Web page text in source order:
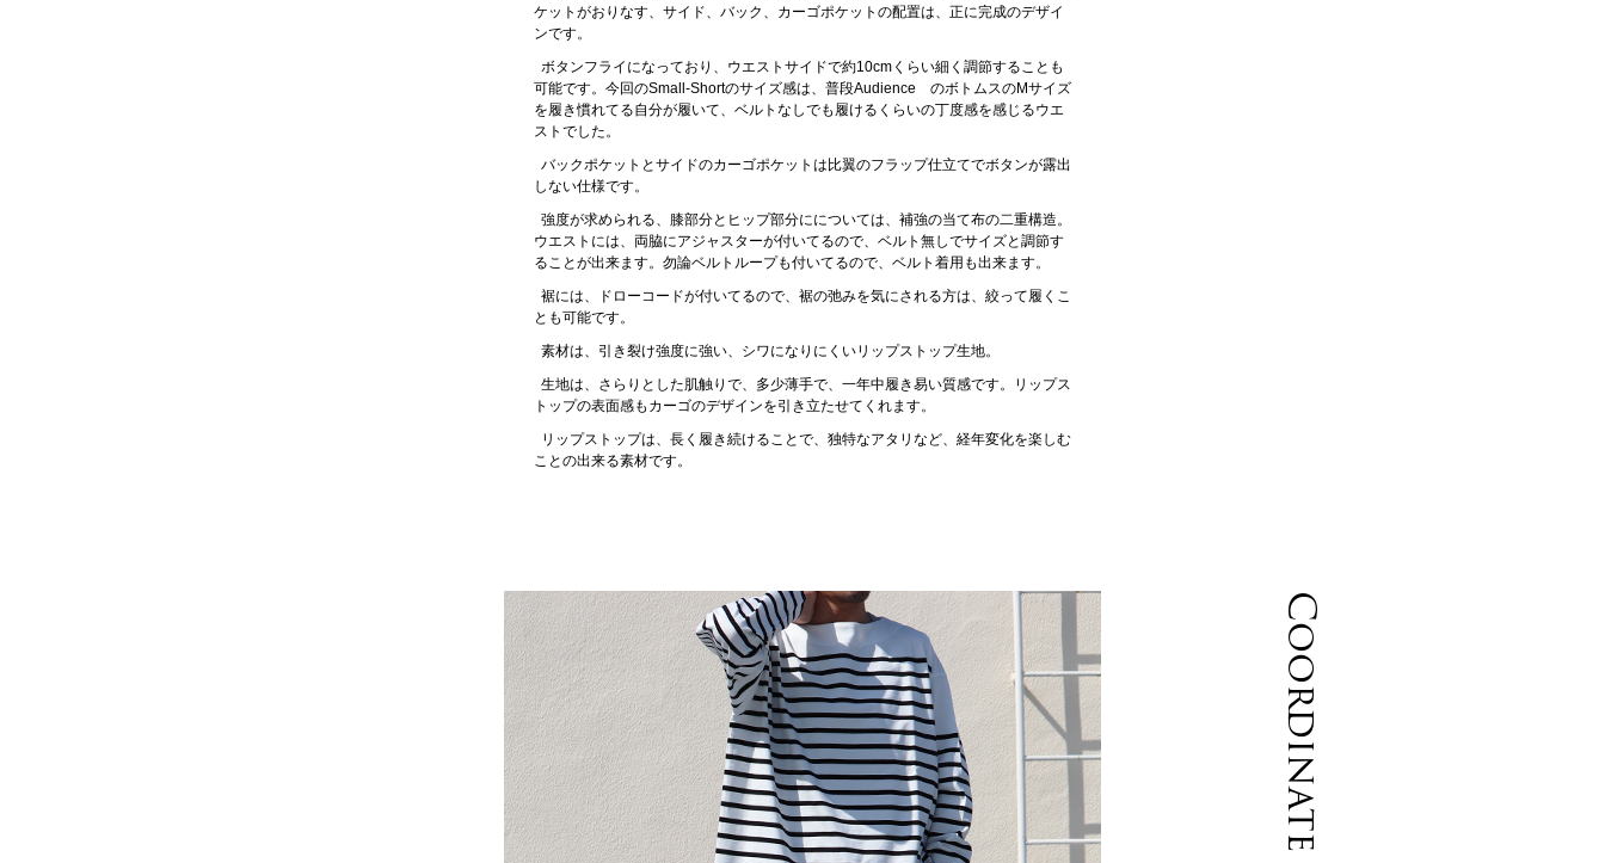
ケットがおりなす、サイド、バック、カーゴポケットの配置は、正に完成のデザイ
ンです。
ボタンフライになっており、ウエストサイドで約10cmくらい細く調節することも
可能です。今回のSmall-Shortのサイズ感は、普段Audience のボトムスのMサイズ
を履き慣れてる自分が履いて、ベルトなしでも履けるくらいの丁度感を感じるウエ
ストでした。
バックポケットとサイドのカーゴポケットは比翼のフラップ仕立てでボタンが露出
しない仕様です。
強度が求められる、膝部分とヒップ部分にについては、補強の当て布の二重構造。
ウエストには、両脇にアジャスターが付いてるので、ベルト無しでサイズと調節す
ることが出来ます。勿論ベルトループも付いてるので、ベルト着用も出来ます。
裾には、ドローコードが付いてるので、裾の弛みを気にされる方は、絞って履くこ
とも可能です。
素材は、引き裂け強度に強い、シワになりにくいリップストップ生地。
生地は、さらりとした肌触りで、多少薄手で、一年中履き易い質感です。リップス
トップの表面感もカーゴのデザインを引き立たせてくれます。
リップストップは、長く履き続けることで、独特なアタリなど、経年変化を楽しむ
ことの出来る素材です。
Coordinate